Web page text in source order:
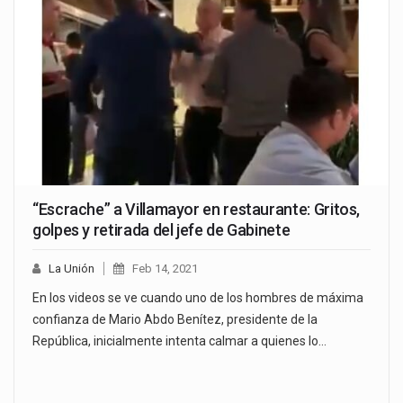
“Escrache” a Villamayor en restaurante: Gritos,
golpes y retirada del jefe de Gabinete
La Unión Feb 14, 2021
En los videos se ve cuando uno de los hombres de máxima
confianza de Mario Abdo Benítez, presidente de la
República, inicialmente intenta calmar a quienes lo…